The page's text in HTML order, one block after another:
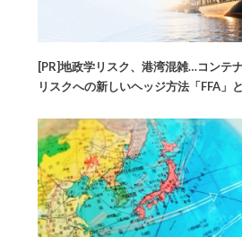
[PR]地政学リスク、港湾混雑…コンテ
リスクへの新しいヘッジ方法「FFA」